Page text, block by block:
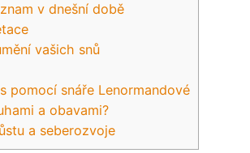
v dnešní době
vašich snů
pomocí snáře Lenormandové
a obavami?
a seberozvoje